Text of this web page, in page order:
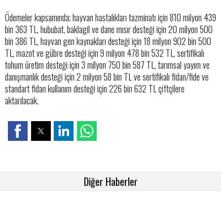
Ödemeler kapsamında; hayvan hastalıkları tazminatı için 810 milyon 439
bin 363 TL, hububat, baklagil ve dane mısır desteği için 20 milyon 500
bin 386 TL, hayvan gen kaynakları desteği için 18 milyon 902 bin 500
TL, mazot ve gübre desteği için 9 milyon 478 bin 532 TL, sertifikalı
tohum üretim desteği için 3 milyon 750 bin 587 TL, tarımsal yayım ve
danışmanlık desteği için 2 milyon 58 bin TL ve sertifikalı fidan/fide ve
standart fidan kullanım desteği için 226 bin 632 TL çiftçilere
aktarılacak.
Diğer Haberler